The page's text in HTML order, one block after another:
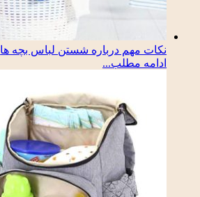
نکات مهم درباره شستن لباس بچه ها
ادامه مطلب...